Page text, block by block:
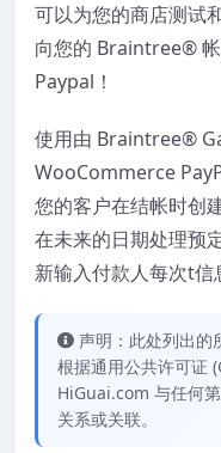
可以为您的商店测试
向您的 Braintree®
Paypal！
使用由 Braintree®
WooCommerce
您的客户在结帐时创
在未来的日期处理预
新输入付款人每次t信
声明：此处列出的
根据通用公共许可证
HiGuai.com 与任何
关系或关联。